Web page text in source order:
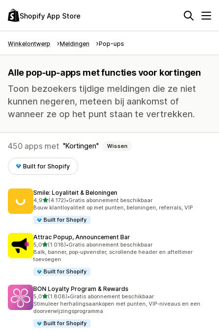
Shopify App Store
Winkelontwerp Meldingen Pop-ups
Alle pop-up-apps met functies voor kortingen
Toon bezoekers tijdige meldingen die ze niet
kunnen negeren, meteen bij aankomst of
wanneer ze op het punt staan te vertrekken.
450 apps met Kortingen Wissen
Built for Shopify
Smile: Loyaliteit & Beloningen
4,9van 5 sterren
(4.172)
4172 recensies in totaal
•Gratis abonnement beschikbaar
Bouw klantloyaliteit op met punten, beloningen, referrals, VIP
Built for Shopify
Attrac Popup, Announcement Bar
5,0van 5 sterren
(1.018)
1018 recensies in totaal
•Gratis abonnement beschikbaar
Balk, banner, pop-upvenster, scrollende header en afteltimer
toevoegen
Built for Shopify
BON Loyalty Program & Rewards
5,0van 5 sterren
(1.808)
1808 recensies in totaal
•Gratis abonnement beschikbaar
Stimuleer herhalingsaankopen met punten, VIP-niveaus en een
doorverwijzingsprogramma
Built for Shopify